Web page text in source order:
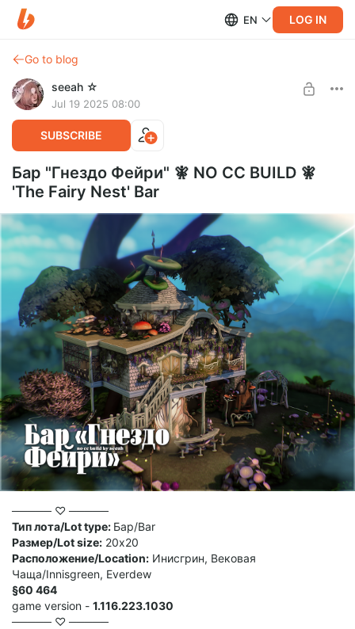
EN LOG IN
Go to blog
seeah ☆
Jul 19 2025 08:00
SUBSCRIBE
Бар "Гнездо Фейри" 🧚 NO CC BUILD 🧚
'The Fairy Nest' Bar
───── ♡ ─────
Тип лота/Lot type: Бар/Bar
Размер/Lot size: 20х20
Расположение/Location: Инисгрин, Вековая
Чаща/Innisgreen, Everdew
§60 464
game version - 1.116.223.1030
───── ♡ ─────